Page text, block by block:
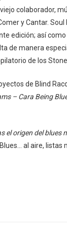
colaborador,
y Cantar. Soul
edición; así como
de manera
de los
de Blind
– Cara Being
el origen del blues
al aire, listas